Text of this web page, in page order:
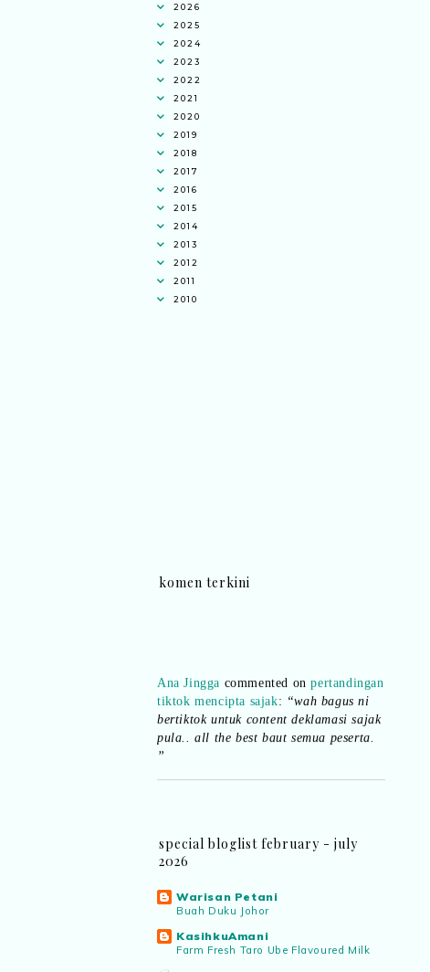
2026
2025
2024
2023
2022
2021
2020
2019
2018
2017
2016
2015
2014
2013
2012
2011
2010
komen terkini
tiktok mencipta sajak:“wah bagus ni
bertiktok untuk content deklamasi sajak
pula.. all the best baut semua peserta.
”
Syaz Rahimcommented ondari idea ke
aktiviti interaktif program. Inovasi AI
dan teknologi digital terbaik!”
Syaz Rahim commented on
pertandingan tiktok mencipta sajak
“Menarik sungguh Pertandingan TikTok
Mencipta Sajak Kemerdekaan 2026 dari
special bloglist february - july
2026
Warisan Petani
Buah Duku Johor
KasihkuAmani
Farm Fresh Taro Ube Flavoured Milk